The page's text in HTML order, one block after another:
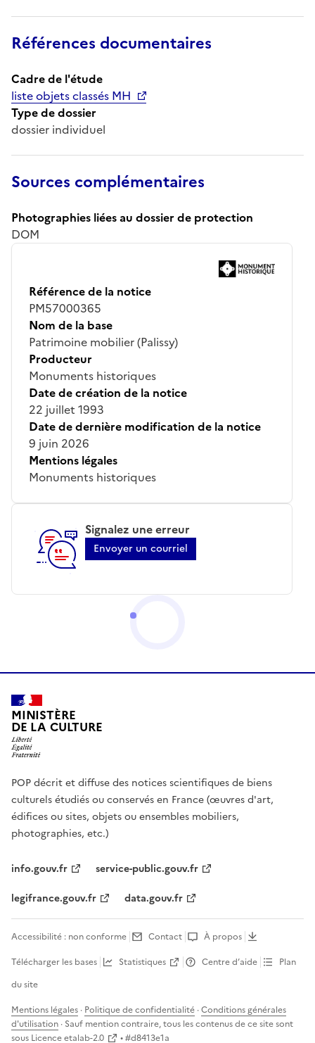
Références documentaires
Cadre de l'étude
liste objets classés MH
Type de dossier
dossier individuel
Sources complémentaires
Photographies liées au dossier de protection
DOM
Référence de la notice
PM57000365
Nom de la base
Patrimoine mobilier (Palissy)
Producteur
Monuments historiques
Date de création de la notice
22 juillet 1993
Date de dernière modification de la notice
9 juin 2026
Mentions légales
Monuments historiques
Signalez une erreur
Envoyer un courriel
MINISTÈRE
DE LA CULTURE
POP décrit et diffuse des notices scientifiques de biens
culturels étudiés ou conservés en France (œuvres d'art,
édifices ou sites, objets ou ensembles mobiliers,
photographies, etc.)
info.gouv.fr
service-public.gouv.fr
legifrance.gouv.fr
data.gouv.fr
Accessibilité : non conforme Contact
À propos
Télécharger les bases
Statistiques Centre d’aide
Plan
du site
Mentions légales · Politique de confidentialité ·Conditions générales
d'utilisation · Sauf mention contraire, tous les contenus de ce site sont
sous Licence etalab-2.0 • #d8413e1a